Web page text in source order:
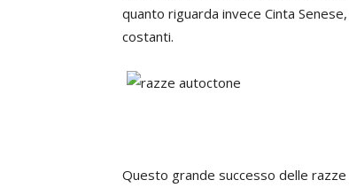
quanto riguarda invece Cinta
costanti.
Questo grande successo delle